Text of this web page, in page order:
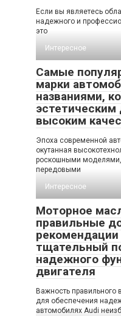
Если вы являетесь
надежного и
это
Интересное
Самые
марки
названиями,
эстетическим
высоким
Эпоха современной
окутанная
роскошными моделями,
передовыми
Интересное
Моторное
правильные
тщательный
надежного
двигателя
Важность
для обеспечения
автомобилях Audi